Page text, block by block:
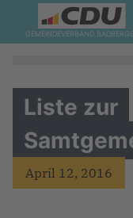
GEMEINDEVERBAND
Liste zur
April 12, 2016